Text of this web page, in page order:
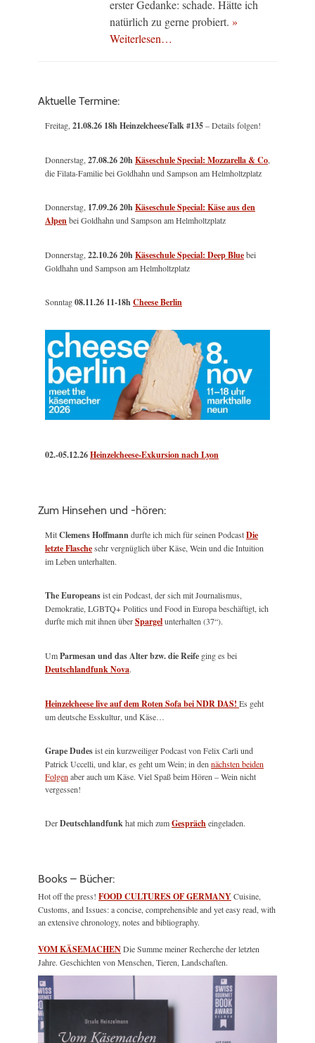
erster Gedanke: schade. Hätte ich
natürlich zu gerne probiert. »
Weiterlesen…
Aktuelle Termine:
Freitag,21.08.26 18h HeinzelcheeseTalk #135– Details folgen!
Donnerstag,27.08.26 20hKäseschule Special: Mozzarella & Co,
die Filata-Familie bei Goldhahn und Sampson am Helmholtzplatz
Donnerstag, 17.09.26 20hKäseschule Special: Käse aus den
Alpenbei Goldhahn und Sampson am Helmholtzplatz
Donnerstag,22.10.26 20hKäseschule Special: Deep Bluebei
Goldhahn und Sampson am Helmholtzplatz
Sonntag08.11.26 11-18hCheese Berlin
02.-05.12.26Heinzelcheese-Exkursion nach Lyon
Zum Hinsehen und -hören:
MitClemens Hoffmanndurfte ich mich für seinen PodcastDie
letzte Flaschesehr vergnüglich über Käse, Wein und die Intuition
im Leben unterhalten.
The Europeansist ein Podcast, der sich mit Journalismus,
Demokratie, LGBTQ+ Politics und Food in Europa beschäftigt, ich
durfte mich mit ihnen überSpargelunterhalten (37“).
UmParmesan und das Alter bzw. die Reife ging es bei
Deutschlandfunk Nova.
Heinzelcheese live auf dem Roten Sofa bei NDR DAS! Es geht
um deutsche Esskultur, und Käse…
Grape Dudesist ein kurzweiliger Podcast von Felix Carli und
Patrick Uccelli, und klar, es geht um Wein; in den nächsten beiden
Folgen aber auch um Käse. Viel Spaß beim Hören – Wein nicht
vergessen!
DerDeutschlandfunkhat mich zumGesprächeingeladen.
Books – Bücher:
Hot off the press! FOOD CULTURES OF GERMANYCuisine,
Customs, and Issues: a concise, comprehensible and yet easy read, with
an extensive chronology, notes and bibliography.
VOM KÄSEMACHENDie Summe meiner Recherche der letzten
Jahre. Geschichten von Menschen, Tieren, Landschaften.